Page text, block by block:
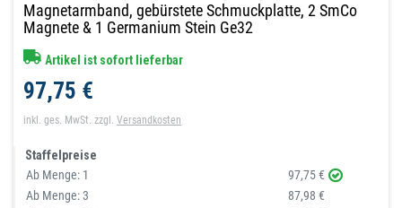
Magnetarmband, gebürstete Schmuckplatte, 2 SmCo
Magnete & 1 Germanium Stein Ge32
Artikel ist sofort lieferbar
97,75 €
inkl. ges. MwSt. zzgl.Versandkosten
Staffelpreise
Ab Menge: 1
97,75 €
Ab Menge:3
87,98 €